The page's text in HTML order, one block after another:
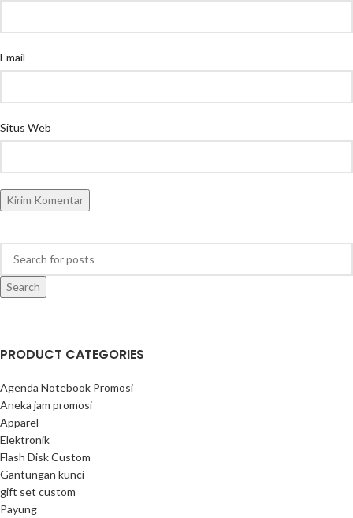
Email
Situs Web
Search
PRODUCT CATEGORIES
Agenda Notebook Promosi
Aneka jam promosi
Apparel
Elektronik
Flash Disk Custom
Gantungan kunci
gift set custom
Payung